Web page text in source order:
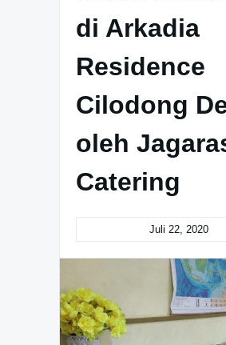
di Arkadia
Residence
Cilodong
oleh
Catering
Juli 22, 2020